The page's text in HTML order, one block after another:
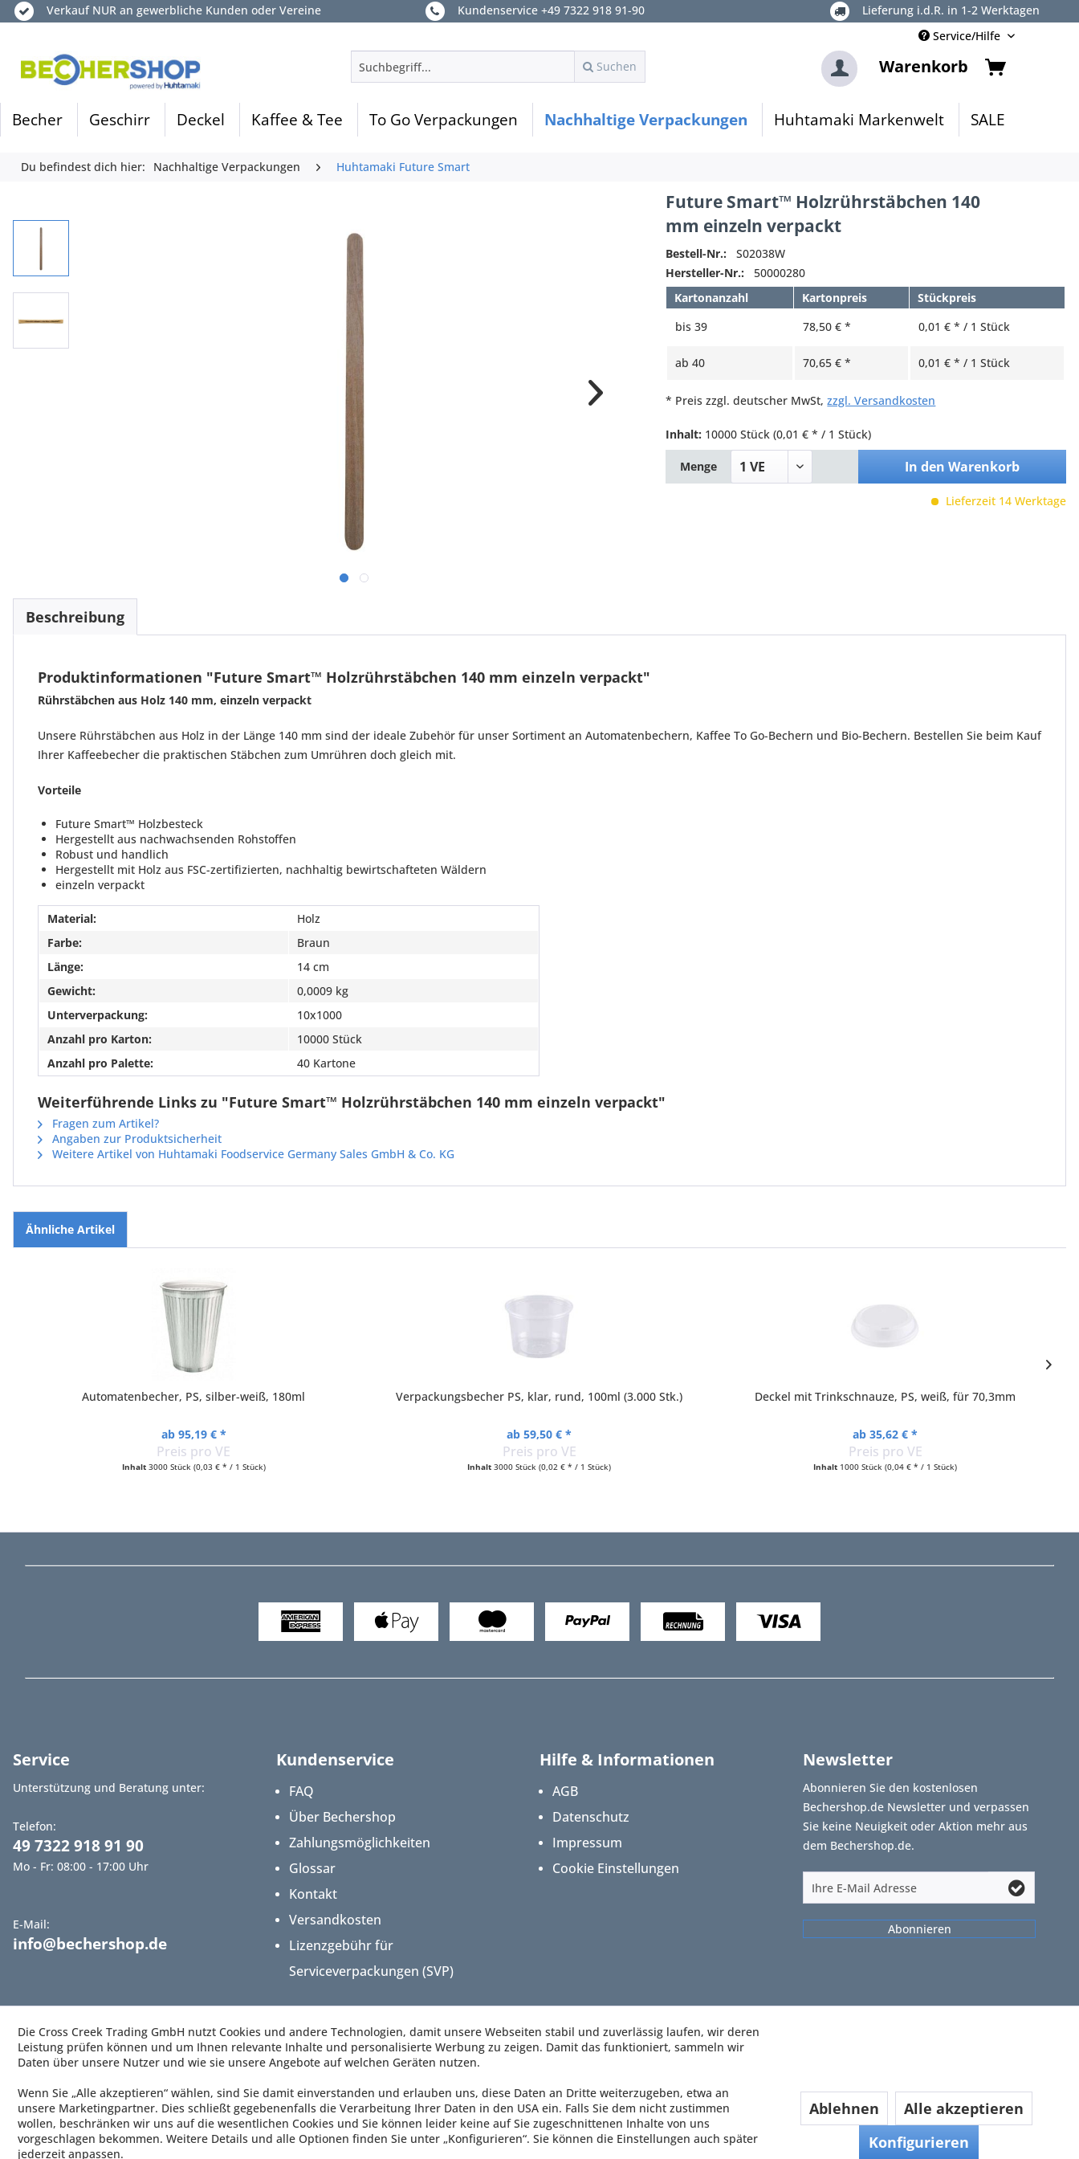
Verkauf NUR an gewerbliche Kunden oder Vereine Kundenservice +49 7322 918 91-90
Lieferung i.d.R. in 1-2 Werktagen
Service/Hilfe
Suchen
Warenkorb
Becher Geschirr Deckel Kaffee & Tee To Go Verpackungen Nachhaltige Verpackungen Huhtamaki Markenwelt SALE
Du befindest dich hier: Nachhaltige Verpackungen Huhtamaki Future Smart
Future Smart™ Holzrührstäbchen 140
mm einzeln verpackt
Bestell-Nr.:
S02038W
Hersteller-Nr.:
50000280
Kartonanzahl
Kartonpreis
Stückpreis
bis39 78,50 € * 0,01 € * / 1 Stück
ab40 70,65 € * 0,01 € * / 1 Stück
* Preis zzgl. deutscher MwSt,zzgl. Versandkosten
Inhalt: 10000 Stück(0,01 € * / 1 Stück)
Menge In den Warenkorb
Lieferzeit 14 Werktage
Beschreibung
Produktinformationen "Future Smart™ Holzrührstäbchen 140 mm einzeln verpackt"
Rührstäbchen aus Holz 140 mm, einzeln verpackt
Unsere Rührstäbchen aus Holz in der Länge 140 mm sind der ideale Zubehör für unser Sortiment an Automatenbechern, Kaffee To Go-Bechern und Bio-Bechern. Bestellen Sie beim Kauf
Ihrer Kaffeebecher die praktischen Stäbchen zum Umrühren doch gleich mit.
Vorteile
Future Smart™ Holzbesteck
Hergestellt aus nachwachsenden Rohstoffen
Robust und handlich
Hergestellt mit Holz aus FSC-zertifizierten, nachhaltig bewirtschafteten Wäldern
einzeln verpackt
Material:
Holz
Farbe:
Braun
Länge:
14 cm
Gewicht:
0,0009 kg
Unterverpackung:
10x1000
Anzahl pro Karton:
10000 Stück
Anzahl pro Palette:
40 Kartone
Weiterführende Links zu "Future Smart™ Holzrührstäbchen 140 mm einzeln verpackt"
Fragen zum Artikel?
Angaben zur Produktsicherheit
Weitere Artikel von Huhtamaki Foodservice Germany Sales GmbH & Co. KG
Ähnliche Artikel
Automatenbecher, PS, silber-weiß, 180ml
ab 95,19 € *
Preis pro VE
Inhalt 3000 Stück (0,03 € * / 1 Stück)
Verpackungsbecher PS, klar, rund, 100ml (3.000 Stk.)
ab 59,50 € *
Preis pro VE
Inhalt3000 Stück(0,02 € * / 1 Stück)
Deckel mit Trinkschnauze, PS, weiß, für 70,3mm
ab 35,62 € *
Preis pro VE
Inhalt 1000 Stück(0,04 € * / 1 Stück)
Service
Unterstützung und Beratung unter:
Telefon:
49 7322 918 91 90
Mo - Fr: 08:00 - 17:00 Uhr
E-Mail:
info@bechershop.de
Kundenservice
FAQ
Über Bechershop
Zahlungsmöglichkeiten
Glossar
Kontakt
Versandkosten
Lizenzgebühr für
Serviceverpackungen (SVP)
Hilfe & Informationen
AGB
Datenschutz
Impressum
Cookie Einstellungen
Newsletter
Abonnieren Sie den kostenlosen
Bechershop.de Newsletter und verpassen
Sie keine Neuigkeit oder Aktion mehr aus
dem Bechershop.de.
Abonnieren
Die Cross Creek Trading GmbH nutzt Cookies und andere Technologien, damit unsere Webseiten stabil und zuverlässig laufen, wir deren
Leistung prüfen können und um Ihnen relevante Inhalte und personalisierte Werbung zu zeigen. Damit das funktioniert, sammeln wir
Daten über unsere Nutzer und wie sie unsere Angebote auf welchen Geräten nutzen.
Wenn Sie „Alle akzeptieren“ wählen, sind Sie damit einverstanden und erlauben uns, diese Daten an Dritte weiterzugeben, etwa an
unsere Marketingpartner. Dies schließt gegebenenfalls die Verarbeitung Ihrer Daten in den USA ein. Falls Sie dem nicht zustimmen
wollen, beschränken wir uns auf die wesentlichen Cookies und Sie können leider keine auf Sie zugeschnittenen Inhalte von uns
vorgeschlagen bekommen. Weitere Details und alle Optionen finden Sie unter „Konfigurieren“. Sie können die Einstellungen auch später
jederzeit anpassen.
Ablehnen
Alle akzeptieren
Konfigurieren